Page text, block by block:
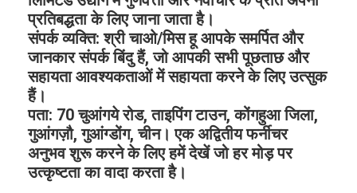
प्रतिबद्धता के लिए जाना जाता है।
संपर्क व्यक्ति: श्री चाओ/मिस हू आपके समर्पित और
जानकार संपर्क बिंदु हैं, जो आपकी सभी पूछताछ और
सहायता आवश्यकताओं में सहायता करने के लिए उत्सुक
हैं।
पता: 70 चुआंगये रोड, ताइपिंग टाउन, कोंगहुआ जिला,
गुआंगज़ौ, गुआंग्डोंग, चीन। एक अद्वितीय फर्नीचर
अनुभव शुरू करने के लिए हमें देखें जो हर मोड़ पर
उत्कृष्टता का वादा करता है।